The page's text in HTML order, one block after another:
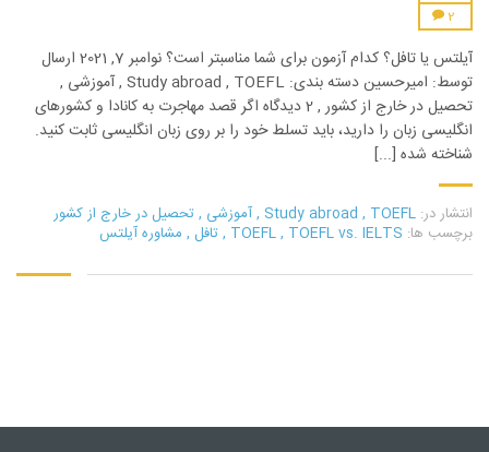
2
آیلتس یا تافل؟ کدام آزمون برای شما مناسبتر است؟ نوامبر 7, 2021 ارسال
توسط: امیرحسین دسته بندی: Study abroad , TOEFL , آموزشی ,
تحصیل در خارج از کشور , 2 دیدگاه اگر قصد مهاجرت به کانادا و کشورهای
انگلیسی زبان را دارید، باید تسلط خود را بر روی زبان انگلیسی ثابت کنید.
شناخته شده [...]
انتشار در: Study abroad , TOEFL
,آموزشی , تحصیل در خارج از کشور
برچسب ها:
TOEFL, TOEFL vs. IELTS
, تافل , مشاوره آیلتس